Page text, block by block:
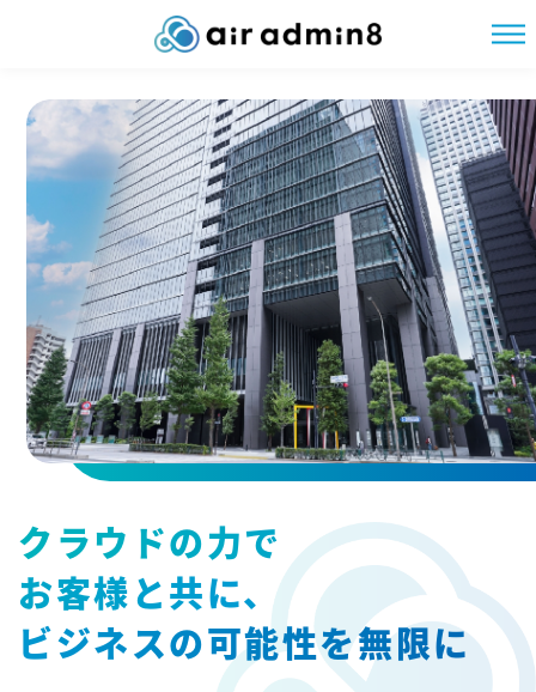
クラウドの力で
お客様と共に、
ビジネスの可能性を無限に